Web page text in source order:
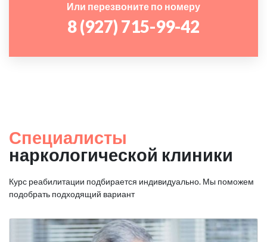
Или перезвоните по номеру
8 (927) 715-99-42
Специалисты
наркологической клиники
Курс реабилитации подбирается индивидуально. Мы поможем
подобрать подходящий вариант